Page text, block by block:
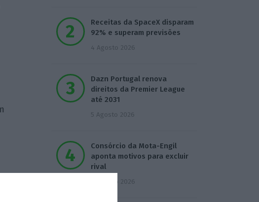
Receitas da SpaceX disparam
92% e superam previsões
4 Agosto 2026
Dazn Portugal renova
direitos da Premier League
até 2031
5 Agosto 2026
Consórcio da Mota-Engil
aponta motivos para excluir
rival
6 Agosto 2026